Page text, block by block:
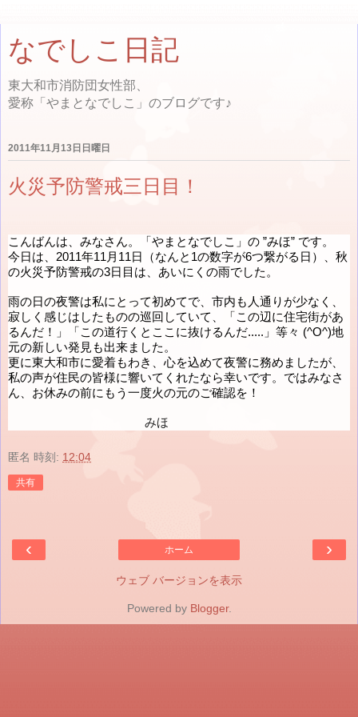
なでしこ日記
東大和市消防団女性部、
愛称「やまとなでしこ」のブログです♪
2011年11月13日日曜日
火災予防警戒三日目！
こんばんは、みなさん。「やまとなでしこ」の ”みほ” です。
今日は、2011年11月11日（なんと1の数字が6つ繋がる日）、秋
の火災予防警戒の3日目は、あいにくの雨でした。
雨の日の夜警は私にとって初めてで、市内も人通りが少なく、
寂しく感じはしたものの巡回していて、「この辺に住宅街があ
るんだ！」「この道行くとここに抜けるんだ.....」等々 (^O^)地
元の新しい発見も出来ました。
更に東大和市に愛着もわき、心を込めて夜警に務めましたが、
私の声が住民の皆様に響いてくれたなら幸いです。ではみなさ
ん、お休みの前にもう一度火の元のご確認を！
みほ
匿名 時刻: 12:04
共有
‹ ›
ホーム
ウェブ バージョンを表示
Powered by Blogger.